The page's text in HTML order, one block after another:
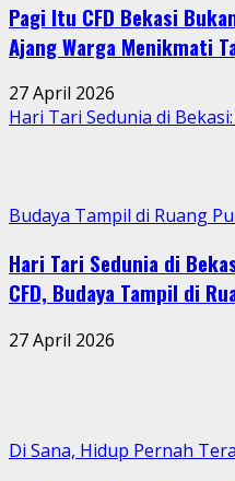
Pagi Itu CFD Bekasi
Ajang Warga Menikmati
27 April 2026
Hari Tari Sedunia di
Budaya Tampil di Ruang
Hari Tari Sedunia di
CFD, Budaya Tampil di
27 April 2026
Di Sana, Hidup Pernah